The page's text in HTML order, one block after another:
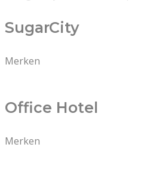
SugarCity
Merken
Office Hotel
Merken